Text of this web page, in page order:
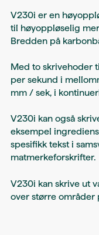
V230i er en
til høyoppløselig
Bredden på
Med to skrivehoder
per sekund i
mm / sek, i
V230i kan også
eksempel
spesifikk tekst i
matmerkeforskrifter.
V230i kan skrive ut
over større områder